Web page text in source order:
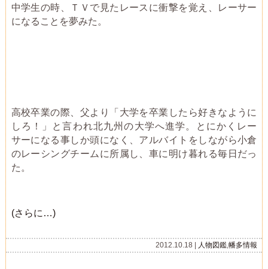
中学生の時、ＴＶで見たレースに衝撃を覚え、レーサー
になることを夢みた。
高校卒業の際、父より「大学を卒業したら好きなように
しろ！」と言われ北九州の大学へ進学。とにかくレー
サーになる事しか頭になく、アルバイトをしながら小倉
のレーシングチームに所属し、車に明け暮れる毎日だっ
た。
(さらに…)
2012.10.18 | 人物図鑑,幡多情報